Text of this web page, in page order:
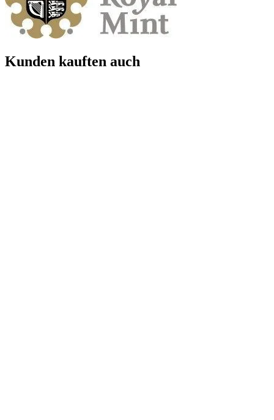
Kunden kauften auch